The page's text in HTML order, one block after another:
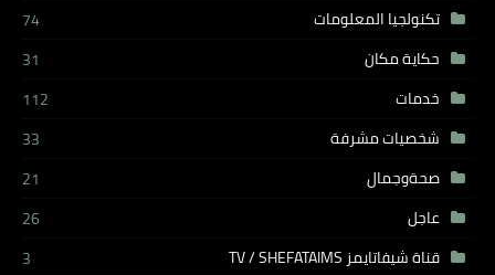
تكنولجيا المعلومات
74
حكاية مكان
31
خدمات
112
شخصيات مشرفة
33
صحةوجمال
21
عاجل
26
قناة شيفاتايمز TV / SHEFATAIMS
3